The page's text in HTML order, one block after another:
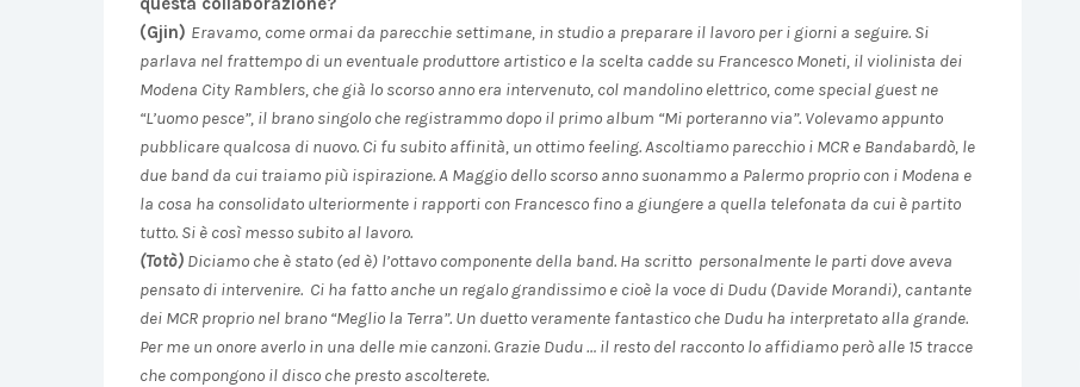
(Gjin) Eravamo, come ormai da parecchie settimane, in studio a preparare il lavoro per i giorni a seguire. Si
parlava nel frattempo di un eventuale produttore artistico e la scelta cadde su Francesco Moneti, il violinista dei
Modena City Ramblers, che già lo scorso anno era intervenuto, col mandolino elettrico, come special guest ne
“L’uomo pesce”, il brano singolo che registrammo dopo il primo album “Mi porteranno via”. Volevamo appunto
pubblicare qualcosa di nuovo. Ci fu subito affinità, un ottimo feeling. Ascoltiamo parecchio i MCR e Bandabardò, le
due band da cui traiamo più ispirazione. A Maggio dello scorso anno suonammo a Palermo proprio con i Modena e
la cosa ha consolidato ulteriormente i rapporti con Francesco fino a giungere a quella telefonata da cui è partito
tutto. Si è così messo subito al lavoro.
(Totò) Diciamo che è stato (ed è) l’ottavo componente della band. Ha scritto personalmente le parti dove aveva
pensato di intervenire. Ci ha fatto anche un regalo grandissimo e cioè la voce di Dudu (Davide Morandi), cantante
dei MCR proprio nel brano “Meglio la Terra”. Un duetto veramente fantastico che Dudu ha interpretato alla grande.
Per me un onore averlo in una delle mie canzoni. Grazie Dudu … il resto del racconto lo affidiamo però alle 15 tracce
che compongono il disco che presto ascolterete.